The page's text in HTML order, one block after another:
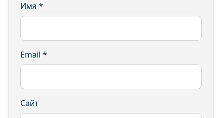
Имя *
Email *
Сайт